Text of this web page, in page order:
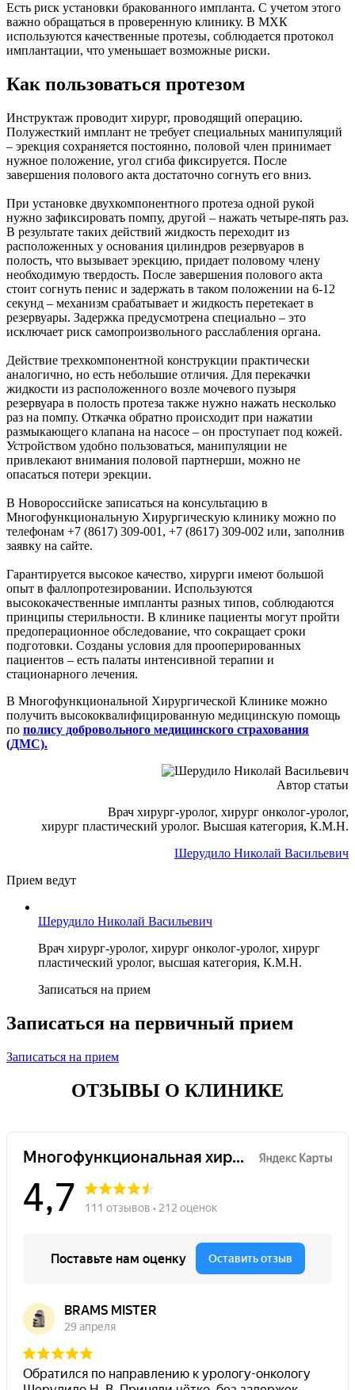
Есть риск установки бракованного импланта. С учетом этого
важно обращаться в проверенную клинику. В МХК
используются качественные протезы, соблюдается протокол
имплантации, что уменьшает возможные риски.
Как пользоваться протезом
Инструктаж проводит хирург, проводящий операцию.
Полужесткий имплант не требует специальных манипуляций
– эрекция сохраняется постоянно, половой член принимает
нужное положение, угол сгиба фиксируется. После
завершения полового акта достаточно согнуть его вниз.
При установке двухкомпонентного протеза одной рукой
нужно зафиксировать помпу, другой – нажать четыре-пять раз.
В результате таких действий жидкость переходит из
расположенных у основания цилиндров резервуаров в
полость, что вызывает эрекцию, придает половому члену
необходимую твердость. После завершения полового акта
стоит согнуть пенис и задержать в таком положении на 6-12
секунд – механизм срабатывает и жидкость перетекает в
резервуары. Задержка предусмотрена специально – это
исключает риск самопроизвольного расслабления органа.
Действие трехкомпонентной конструкции практически
аналогично, но есть небольшие отличия. Для перекачки
жидкости из расположенного возле мочевого пузыря
резервуара в полость протеза также нужно нажать несколько
раз на помпу. Откачка обратно происходит при нажатии
размыкающего клапана на насосе – он проступает под кожей.
Устройством удобно пользоваться, манипуляции не
привлекают внимания половой партнерши, можно не
опасаться потери эрекции.
В Новороссийске записаться на консультацию в
Многофункциональную Хирургическую клинику можно по
телефонам +7 (8617) 309-001, +7 (8617) 309-002 или, заполнив
заявку на сайте.
Гарантируется высокое качество, хирурги имеют большой
опыт в фаллопротезировании. Используются
высококачественные импланты разных типов, соблюдаются
принципы стерильности. В клинике пациенты могут пройти
предоперационное обследование, что сокращает сроки
подготовки. Созданы условия для прооперированных
пациентов – есть палаты интенсивной терапии и
стационарного лечения.
В Многофункциональной Хирургической Клинике можно
получить высококвалифицированную медицинскую помощь
по полису добровольного медицинского страхования
(ДМС).
Автор статьи
Врач хирург-уролог, хирург онколог-уролог,
хирург пластический уролог. Высшая категория, К.М.Н.
Шерудило Николай Васильевич
Прием ведут
Шерудило Николай Васильевич
Врач хирург-уролог, хирург онколог-уролог, хирург
пластический уролог, высшая категория, К.М.Н.
Записаться на прием
Записаться на первичный прием
Записаться на прием
ОТЗЫВЫ О КЛИНИКЕ